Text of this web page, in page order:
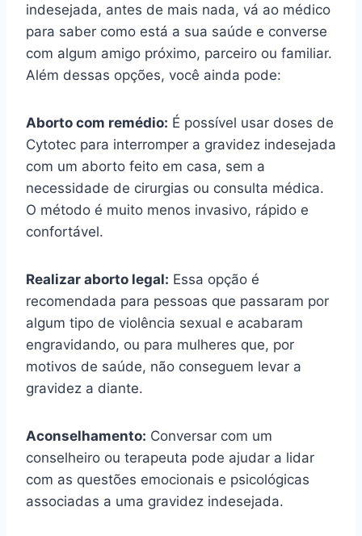
indesejada, antes de mais nada, vá ao médico
para saber como está a sua saúde e converse
com algum amigo próximo, parceiro ou familiar.
Além dessas opções, você ainda pode:
Aborto com remédio: É possível usar doses de
Cytotec para interromper a gravidez indesejada
com um aborto feito em casa, sem a
necessidade de cirurgias ou consulta médica.
O método é muito menos invasivo, rápido e
confortável.
Realizar aborto legal: Essa opção é
recomendada para pessoas que passaram por
algum tipo de violência sexual e acabaram
engravidando, ou para mulheres que, por
motivos de saúde, não conseguem levar a
gravidez a diante.
Aconselhamento: Conversar com um
conselheiro ou terapeuta pode ajudar a lidar
com as questões emocionais e psicológicas
associadas a uma gravidez indesejada.